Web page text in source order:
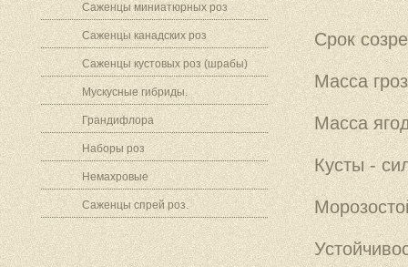
Саженцы миниатюрных роз
Саженцы канадских роз
Саженцы кустовых роз (шрабы)
Мускусные гибриды.
Грандифлора
Наборы роз
Немахровые
Саженцы спрей роз.
Срок
Масса
Масса
Кусты -